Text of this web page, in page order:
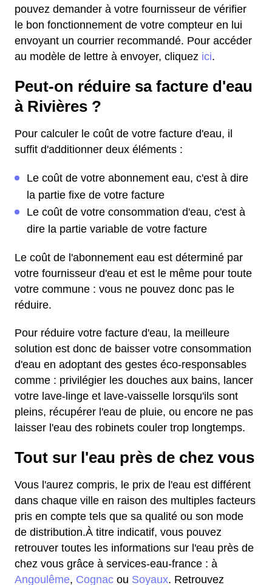
pouvez demander à votre fournisseur de vérifier
le bon fonctionnement de votre compteur en lui
envoyant un courrier recommandé. Pour accéder
au modèle de lettre à envoyer, cliquez ici.
Peut-on réduire sa facture d'eau
à Rivières ?
Pour calculer le coût de votre facture d'eau, il
suffit d'additionner deux éléments :
Le coût de votre abonnement eau, c'est à dire
la partie fixe de votre facture
Le coût de votre consommation d'eau, c'est à
dire la partie variable de votre facture
Le coût de l'abonnement eau est déterminé par
votre fournisseur d'eau et est le même pour toute
votre commune : vous ne pouvez donc pas le
réduire.
Pour réduire votre facture d'eau, la meilleure
solution est donc de baisser votre consommation
d'eau en adoptant des gestes éco-responsables
comme : privilégier les douches aux bains, lancer
votre lave-linge et lave-vaisselle lorsqu'ils sont
pleins, récupérer l'eau de pluie, ou encore ne pas
laisser l'eau des robinets couler trop longtemps.
Tout sur l'eau près de chez vous
Vous l'aurez compris, le prix de l'eau est différent
dans chaque ville en raison des multiples facteurs
pris en compte tels que sa qualité ou son mode
de distribution.À titre indicatif, vous pouvez
retrouver toutes les informations sur l'eau près de
chez vous grâce à services-eau-france : à
Angoulême, Cognac ou Soyaux. Retrouvez